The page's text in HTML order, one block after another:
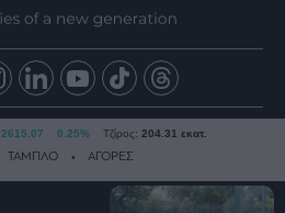
2615.07 0.25% Τζίρος: 204.31 εκατ.
ΤΑΜΠΛΟ ΑΓΟΡΕΣ